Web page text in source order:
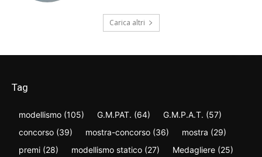
Carica altri
Tag
modellismo (105) G.M.PAT. (64) G.M.P.A.T. (57)
concorso (39) mostra-concorso (36) mostra (29)
premi (28) modellismo statico (27) Medagliere (25)